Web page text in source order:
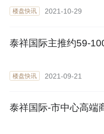
楼盘快讯 2021-10-29
泰祥国际主推约59-
楼盘快讯 2021-09-21
泰祥国际-市中心高端